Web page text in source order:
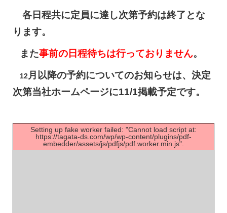
各日程共に定員に達し次第予約は終了とな
ります。
また事前の日程待ちは行っておりません。
12月以降の予約についてのお知らせは、決定
次第当社ホームページに11/1掲載予定です。
Setting up fake worker failed: "Cannot load script at:
https://tagata-ds.com/wp/wp-content/plugins/pdf-
embedder/assets/js/pdfjs/pdf.worker.min.js".